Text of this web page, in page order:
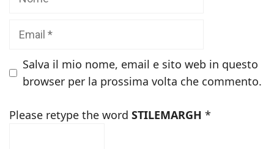
Salva il mio nome, email e sito web in questo
browser per la prossima volta che commento.
Please retype the word STILEMARGH *